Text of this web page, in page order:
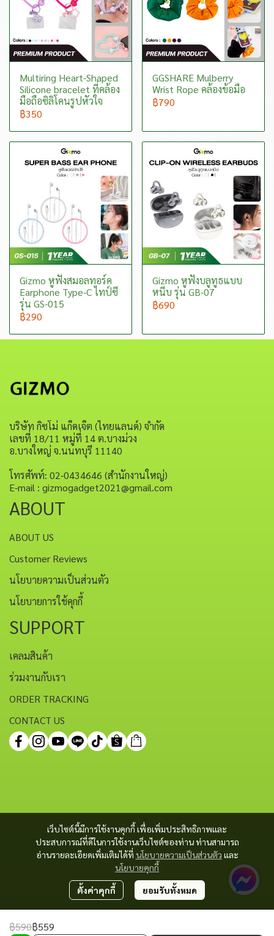
Multiring Heart-Shaped
Silicone bracelet ที่คล้อง
มือถือซิลิโคนรูปหัวใจ
฿350
GGSHARE Mulberry
Wrist Rope คล้องข้อมือ
฿790
Gizmo หูฟังสมอลทอร์ค
Earphone Type-C ไทป์ซี
รุ่น GS-015
฿290
Gizmo หูฟังบลูทูธแบบ
หนีบ รุ่น GB-07
฿690
฿590฿559
เว็บไซต์นี้มีการใช้งานคุกกี้ เพื่อเพิ่มประสิทธิภาพและ
ประสบการณ์ที่ดีในการใช้งานเว็บไซต์ของท่าน ท่านสามารถ
อ่านรายละเอียดเพิ่มเติมได้ที่ นโยบายความเป็นส่วนตัว และ
นโยบายคุกกี้
ตั้งค่าคุกกี้ ยอมรับทั้งหมด
บริษัท กิซโม่ แก็ดเจ็ต (ไทยแลนด์) จำกัด
เลขที่ 18/11 หมู่ที่ 14 ต.บางม่วง
อ.บางใหญ่ จ.นนทบุรี 11140
โทรศัพท์: 02-0434646 (สำนักงานใหญ่)
E-mail : gizmogadget2021@gmail.com
ABOUT
ABOUT US
Customer Reviews
นโยบายความเป็นส่วนตัว
นโยบายการใช้คุกกี้
SUPPORT
เคลมสินค้า
ร่วมงานกับเรา
ORDER TRACKING
CONTACT US